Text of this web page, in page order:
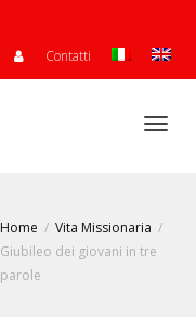
Contatti
Home
Vita Missionaria
Giubileo dei giovani in tre
parole